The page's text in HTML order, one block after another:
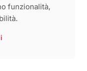
funzionalità,